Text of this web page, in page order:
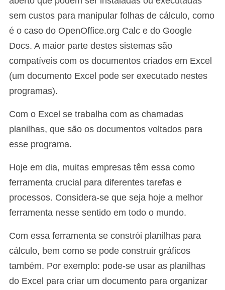
sem custos para manipular folhas de cálculo, como
é o caso do OpenOffice.org Calc e do Google
Docs. A maior parte destes sistemas são
compatíveis com os documentos criados em Excel
(um documento Excel pode ser executado nestes
programas).
Com o Excel se trabalha com as chamadas
planilhas, que são os documentos voltados para
esse programa.
Hoje em dia, muitas empresas têm essa como
ferramenta crucial para diferentes tarefas e
processos. Considera-se que seja hoje a melhor
ferramenta nesse sentido em todo o mundo.
Com essa ferramenta se constrói planilhas para
cálculo, bem como se pode construir gráficos
também. Por exemplo: pode-se usar as planilhas
do Excel para criar um documento para organizar